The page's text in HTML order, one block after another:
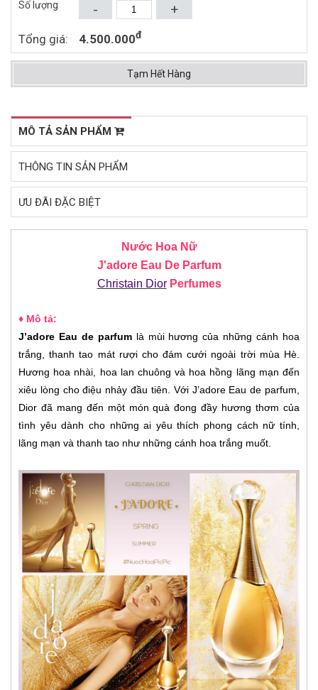
Số lượng +
-
Tổng giá: 4.500.000đ
Tạm Hết Hàng
MÔ TẢ SẢN PHẨM
THÔNG TIN SẢN PHẨM
ƯU ĐÃI ĐẶC BIỆT
Nước Hoa Nữ
J'adore Eau De Parfum
Christain DiorPerfumes
♦ Mô tả:
J’adore Eau de parfumlà mùi hương của những cánh hoa
trắng, thanh tao mát rượi cho đám cưới ngoài trời mùa Hè.
Hương hoa nhài, hoa lan chuông và hoa hồng lãng mạn đến
xiêu lòng cho điệu nhảy đầu tiên. Với J’adore Eau de parfum,
Dior đã mang đến một món quà đong đầy hương thơm của
tình yêu dành cho những ai yêu thích phong cách nữ tính,
lãng mạn và thanh tao như những cánh hoa trắng muốt.